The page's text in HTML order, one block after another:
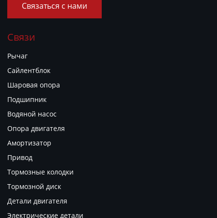
Связаться с нами
Связи
Рычаг
Сайлентблок
Шаровая опора
Подшипник
Водяной насос
Опора двигателя
Амортизатор
Привод
Тормозные колодки
Тормозной диск
Детали двигателя
Электрические детали